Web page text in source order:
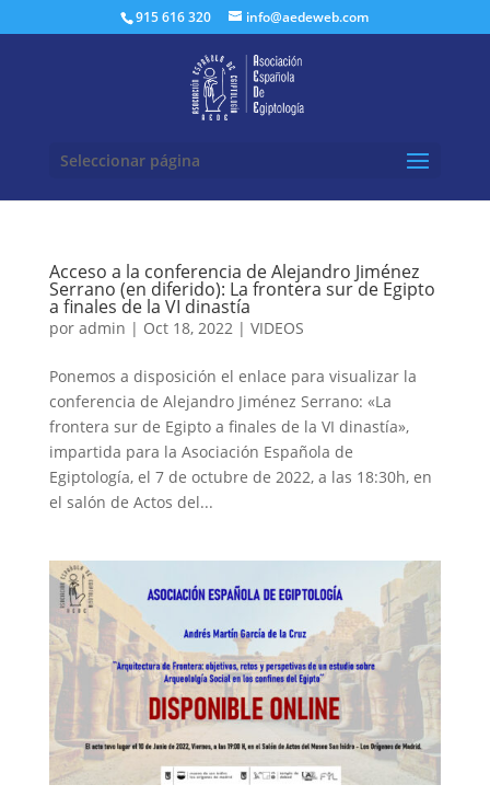
915 616 320 info@aedeweb.com
Seleccionar página
Acceso a la conferencia de Alejandro Jiménez
Serrano (en diferido): La frontera sur de Egipto
a finales de la VI dinastía
por admin | Oct 18, 2022| VIDEOS
Ponemos a disposición el enlace para visualizar la
conferencia de Alejandro Jiménez Serrano: «La
frontera sur de Egipto a finales de la VI dinastía»,
impartida para la Asociación Española de
Egiptología, el 7 de octubre de 2022, a las 18:30h, en
el salón de Actos del...